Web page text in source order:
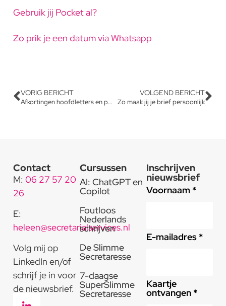
Gebruik jij Pocket al?
Zo prik je een datum via Whatsapp
VORIG BERICHT
Afkortingen hoofdletters en punten
VOLGEND BERICHT
Zo maak jij je brief persoonlijk
Contact
M: 06 27 57 20
26
E:
heleen@secretarialservices.nl
Volg mij op
LinkedIn en/of
schrijf je in voor
de nieuwsbrief.
Cursussen
AI: ChatGPT en
Copilot
Foutloos
Nederlands
schrijven
De Slimme
Secretaresse
7-daagse
SuperSlimme
Secretaresse
Inschrijven
nieuwsbrief
Voornaam *
E-mailadres *
Kaartje
ontvangen *